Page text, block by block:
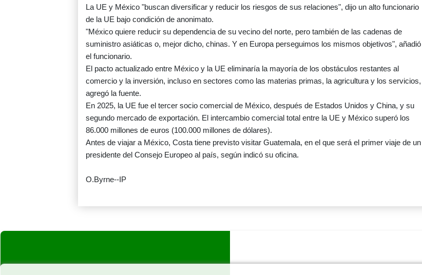
La UE y México "buscan diversificar y reducir los riesgos de sus relaciones", dijo un alto funcionario
de la UE bajo condición de anonimato.
"México quiere reducir su dependencia de su vecino del norte, pero también de las cadenas de
suministro asiáticas o, mejor dicho, chinas. Y en Europa perseguimos los mismos objetivos", añadió
el funcionario.
El pacto actualizado entre México y la UE eliminaría la mayoría de los obstáculos restantes al
comercio y la inversión, incluso en sectores como las materias primas, la agricultura y los servicios,
agregó la fuente.
En 2025, la UE fue el tercer socio comercial de México, después de Estados Unidos y China, y su
segundo mercado de exportación. El intercambio comercial total entre la UE y México superó los
86.000 millones de euros (100.000 millones de dólares).
Antes de viajar a México, Costa tiene previsto visitar Guatemala, en el que será el primer viaje de un
presidente del Consejo Europeo al país, según indicó su oficina.
O.Byrne--IP